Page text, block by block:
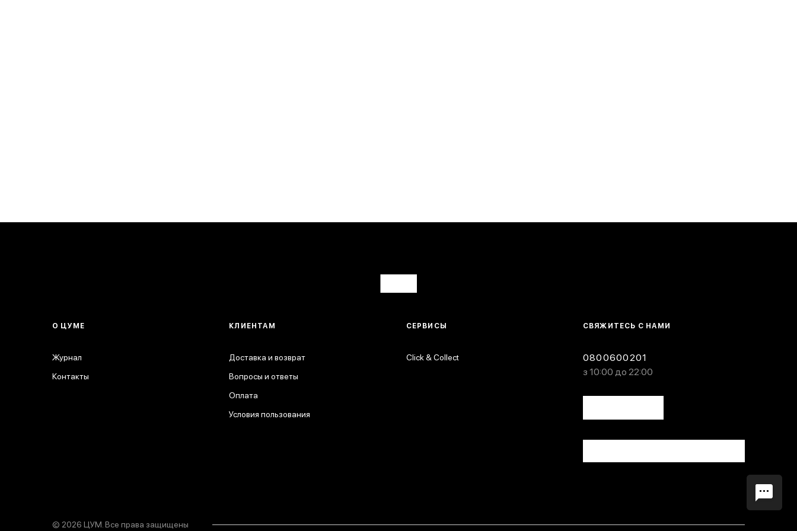
СВЯЖИТЕСЬ С НАМИ
0800600201
з 10:00 до 22:00
О ЦУМЕ
Журнал
Контакты
КЛИЕНТАМ
Доставка и возврат
Вопросы и ответы
Оплата
Условия пользования
СЕРВИСЫ
Click & Collect
© 2026 ЦУМ. Все права защищены